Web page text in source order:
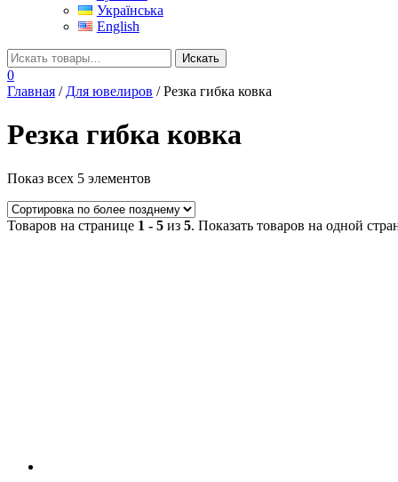
Українська
English
0
Главная / Для ювелиров / Резка гибка ковка
Резка гибка ковка
Показ всех 5 элементов
Товаров на странице 1 - 5 из 5. Показать товаров на одной